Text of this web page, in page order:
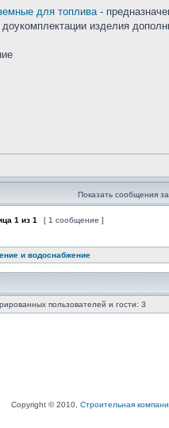
для топлива-
доукомплектации изделия
Показать сообщения
1 из 1 [ 1 сообщение ]
и водоснабжение
пользователей и гости: 3
Copyright © 2010, Строительная